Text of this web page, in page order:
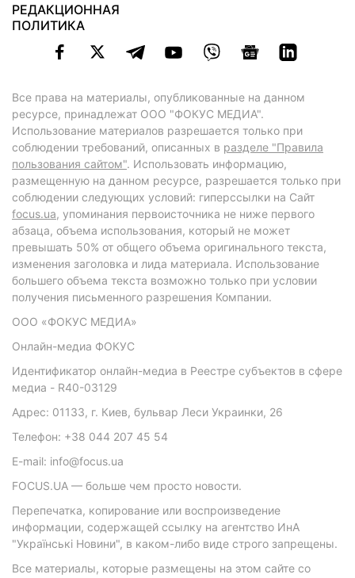
РЕДАКЦИОННАЯ
ПОЛИТИКА
Все права на материалы, опубликованные на данном
ресурсе, принадлежат ООО "ФОКУС МЕДИА".
Использование материалов разрешается только при
соблюдении требований, описанных в разделе "Правила
пользования сайтом". Использовать информацию,
размещенную на данном ресурсе, разрешается только при
соблюдении следующих условий: гиперссылки на Сайт
focus.ua, упоминания первоисточника не ниже первого
абзаца, объема использования, который не может
превышать 50% от общего объема оригинального текста,
изменения заголовка и лида материала. Использование
большего объема текста возможно только при условии
получения письменного разрешения Компании.
ООО «ФОКУС МЕДИА»
Онлайн-медиа ФОКУС
Идентификатор онлайн-медиа в Реестре субъектов в сфере
медиа - R40-03129
Адрес: 01133, г. Киев, бульвар Леси Украинки, 26
Телефон: +38 044 207 45 54
E-mail: info@focus.ua
FOCUS.UA — больше чем просто новости.
Перепечатка, копирование или воспроизведение
информации, содержащей ссылку на агентство ИнА
"Українські Новини", в каком-либо виде строго запрещены.
Все материалы, которые размещены на этом сайте со